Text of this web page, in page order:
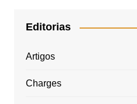
Editorias
Artigos
Charges